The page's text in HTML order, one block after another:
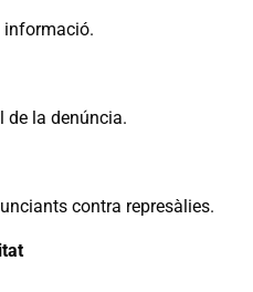
informació.
de la denúncia.
contra represàlies.